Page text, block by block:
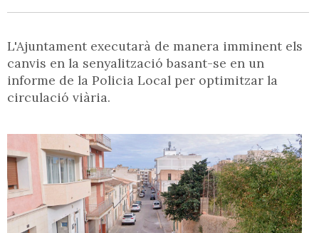
L'Ajuntament executarà de manera imminent els
canvis en la senyalització basant-se en un
informe de la Policia Local per optimitzar la
circulació viària.